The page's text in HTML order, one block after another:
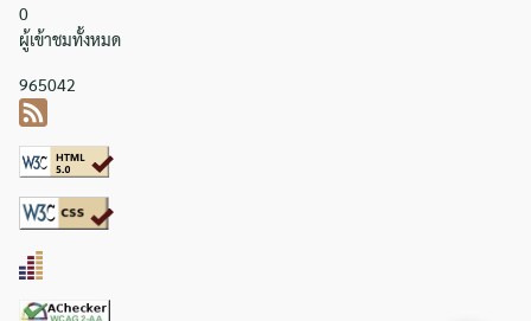
0
ผู้เข้าชมทั้งหมด
965042